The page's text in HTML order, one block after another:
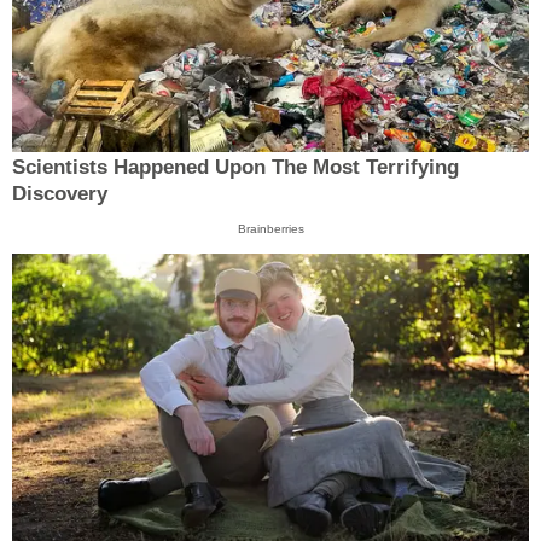
Scientists Happened Upon The Most Terrifying
Discovery
Brainberries